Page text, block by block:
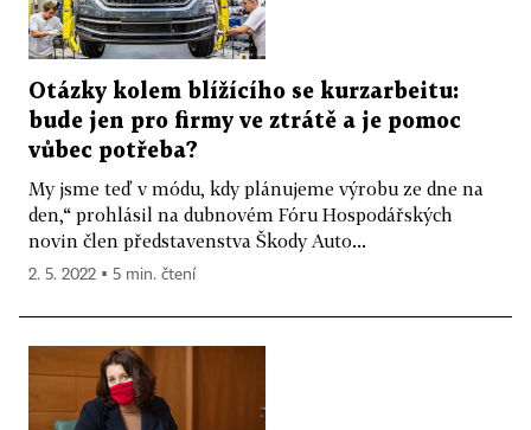
Otázky kolem blížícího se kurzarbeitu:
bude jen pro firmy ve ztrátě a je pomoc
vůbec potřeba?
My jsme teď v módu, kdy plánujeme výrobu ze dne na
den,“ prohlásil na dubnovém Fóru Hospodářských
novin člen představenstva Škody Auto...
2. 5. 2022 ▪ 5 min. čtení